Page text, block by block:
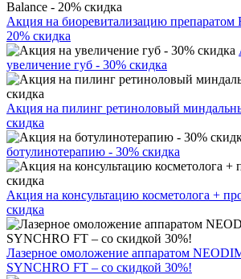
Акция на биоревитализацию препаратом
20% скидка
увеличение губ - 30% скидка
Акция на пилинг ретиноловый
скидка
ботулинотерапию - 30% скидка
Акция на консультацию косметолога +
скидка
Лазерное омоложение аппаратом
SYNCHRO FT – со скидкой 30%!